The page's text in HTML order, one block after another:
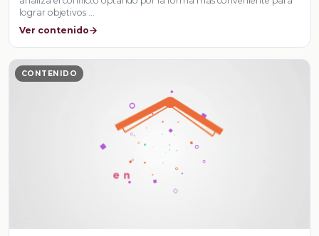
lograr objetivos …
Ver contenido
CONTENIDO